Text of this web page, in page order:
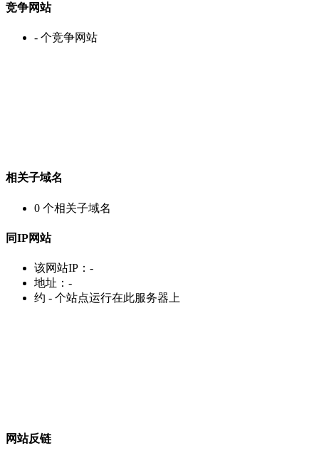
竞争网站
- 个竞争网站
相关子域名
0 个相关子域名
同IP网站
该网站IP： -
地址： -
约 - 个站点运行在此服务器上
网站反链